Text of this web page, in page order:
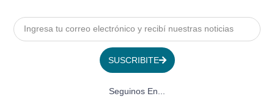
SUSCRIBITE
Seguinos En...